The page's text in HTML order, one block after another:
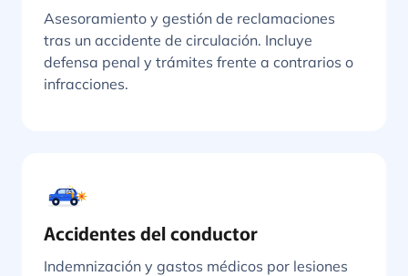
Asesoramiento y gestión de reclamaciones
tras un accidente de circulación. Incluye
defensa penal y trámites frente a contrarios o
infracciones.
Accidentes del conductor
Indemnización y gastos médicos por lesiones